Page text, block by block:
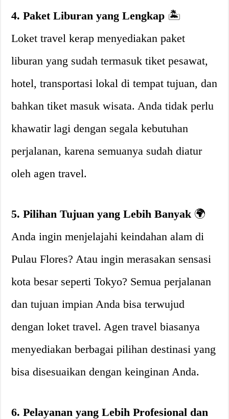
4. Paket Liburan yang Lengkap 🏝
Loket travel kerap menyediakan paket
liburan yang sudah termasuk tiket pesawat,
hotel, transportasi lokal di tempat tujuan, dan
bahkan tiket masuk wisata. Anda tidak perlu
khawatir lagi dengan segala kebutuhan
perjalanan, karena semuanya sudah diatur
oleh agen travel.
5. Pilihan Tujuan yang Lebih Banyak🌍
Anda ingin menjelajahi keindahan alam di
Pulau Flores? Atau ingin merasakan sensasi
kota besar seperti Tokyo? Semua perjalanan
dan tujuan impian Anda bisa terwujud
dengan loket travel. Agen travel biasanya
menyediakan berbagai pilihan destinasi yang
bisa disesuaikan dengan keinginan Anda.
6. Pelayanan yang Lebih Profesional dan